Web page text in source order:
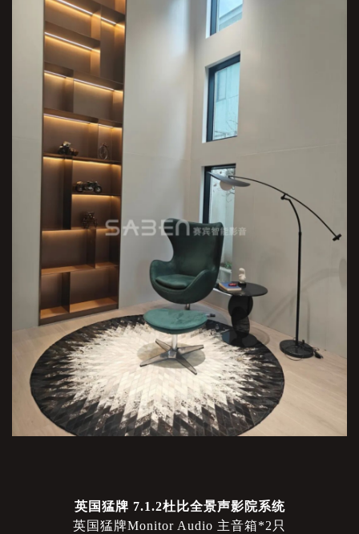
英国猛牌 7.1.2杜比全景声影院系统
英国猛牌Monitor Audio 主音箱*2只